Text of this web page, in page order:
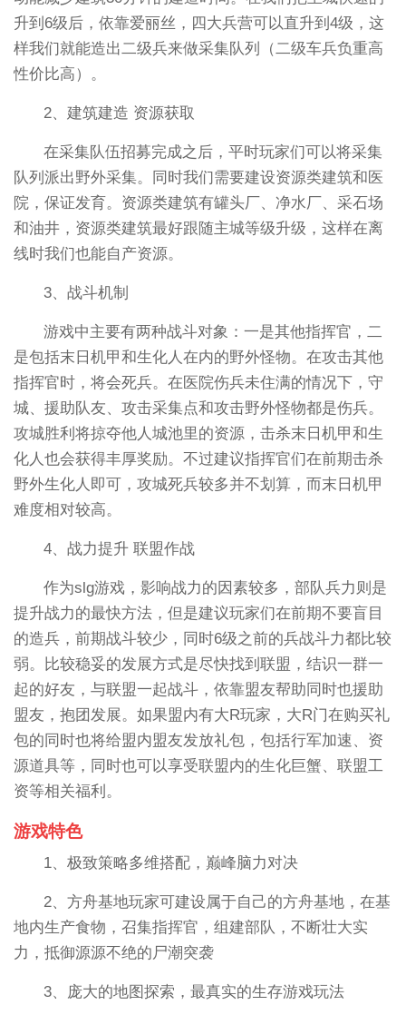
升到6级后，依靠爱丽丝，四大兵营可以直升到4级，这
样我们就能造出二级兵来做采集队列（二级车兵负重高
性价比高）。
2、建筑建造 资源获取
在采集队伍招募完成之后，平时玩家们可以将采集
队列派出野外采集。同时我们需要建设资源类建筑和医
院，保证发育。资源类建筑有罐头厂、净水厂、采石场
和油井，资源类建筑最好跟随主城等级升级，这样在离
线时我们也能自产资源。
3、战斗机制
游戏中主要有两种战斗对象：一是其他指挥官，二
是包括末日机甲和生化人在内的野外怪物。在攻击其他
指挥官时，将会死兵。在医院伤兵未住满的情况下，守
城、援助队友、攻击采集点和攻击野外怪物都是伤兵。
攻城胜利将掠夺他人城池里的资源，击杀末日机甲和生
化人也会获得丰厚奖励。不过建议指挥官们在前期击杀
野外生化人即可，攻城死兵较多并不划算，而末日机甲
难度相对较高。
4、战力提升 联盟作战
作为slg游戏，影响战力的因素较多，部队兵力则是
提升战力的最快方法，但是建议玩家们在前期不要盲目
的造兵，前期战斗较少，同时6级之前的兵战斗力都比较
弱。比较稳妥的发展方式是尽快找到联盟，结识一群一
起的好友，与联盟一起战斗，依靠盟友帮助同时也援助
盟友，抱团发展。如果盟内有大R玩家，大R门在购买礼
包的同时也将给盟内盟友发放礼包，包括行军加速、资
源道具等，同时也可以享受联盟内的生化巨蟹、联盟工
资等相关福利。
游戏特色
1、极致策略多维搭配，巅峰脑力对决
2、方舟基地玩家可建设属于自己的方舟基地，在基
地内生产食物，召集指挥官，组建部队，不断壮大实
力，抵御源源不绝的尸潮突袭
3、庞大的地图探索，最真实的生存游戏玩法